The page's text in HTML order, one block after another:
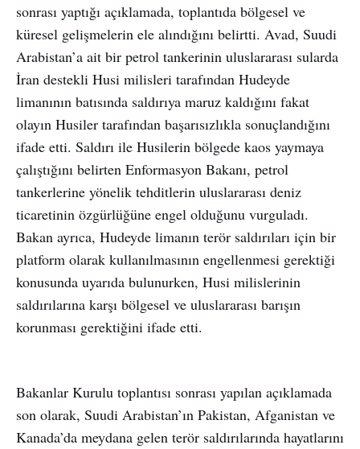
sonrası yaptığı açıklamada, toplantıda bölgesel ve
küresel gelişmelerin ele alındığını belirtti. Avad, Suudi
Arabistan’a ait bir petrol tankerinin uluslararası sularda
İran destekli Husi milisleri tarafından Hudeyde
limanının batısında saldırıya maruz kaldığını fakat
olayın Husiler tarafından başarısızlıkla sonuçlandığını
ifade etti. Saldırı ile Husilerin bölgede kaos yaymaya
çalıştığını belirten Enformasyon Bakanı, petrol
tankerlerine yönelik tehditlerin uluslararası deniz
ticaretinin özgürlüğüne engel olduğunu vurguladı.
Bakan ayrıca, Hudeyde limanın terör saldırıları için bir
platform olarak kullanılmasının engellenmesi gerektiği
konusunda uyarıda bulunurken, Husi milislerinin
saldırılarına karşı bölgesel ve uluslararası barışın
korunması gerektiğini ifade etti.
Bakanlar Kurulu toplantısı sonrası yapılan açıklamada
son olarak, Suudi Arabistan’ın Pakistan, Afganistan ve
Kanada’da meydana gelen terör saldırılarında hayatlarını